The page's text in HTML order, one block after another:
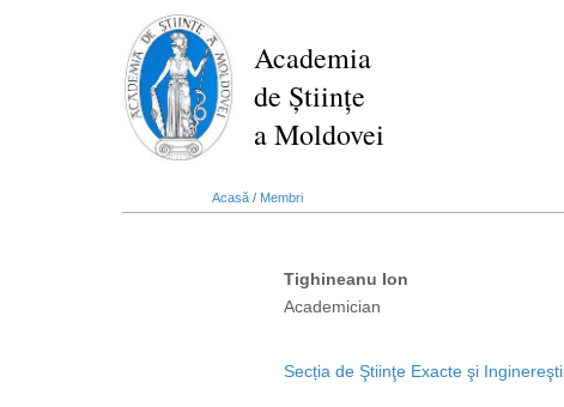
Academia
de Științe
a Moldovei
Acasă / Membri
Tighineanu Ion
Academician
Secția de Ştiinţe Exacte şi Inginereşti